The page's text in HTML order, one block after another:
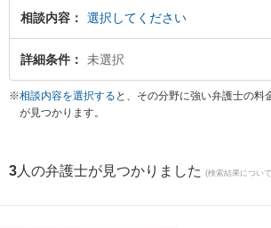
ィール情報や弁護士費用、強みなどが注目されていま
立てのトラブルを勤務先から通いやすい相模原駅周辺
に面談予約したい』『行政処分の不服申立てのトラブ
談できる相模原駅付近の弁護士に面談予約したい』な
におすすめです。
相談内容 選択してください
詳細条件 未選択
※相談内容を選択する と、その分野に強い弁護士の料
が見つかります。
3 人の弁護士が見つかりました (検索結果につい